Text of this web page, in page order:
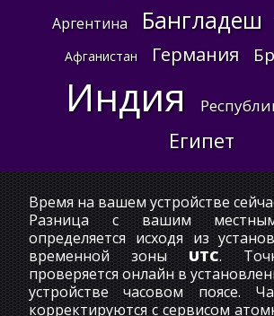
Аргентина Бангладеш
Афганистан Германия
Индия
Египет
Время на вашем устройстве
Разница с вашим
определяется исходя из
временной зоныUTC.
проверяется онлайн в
устройстве часовом поясе.
корректируются с сервисом